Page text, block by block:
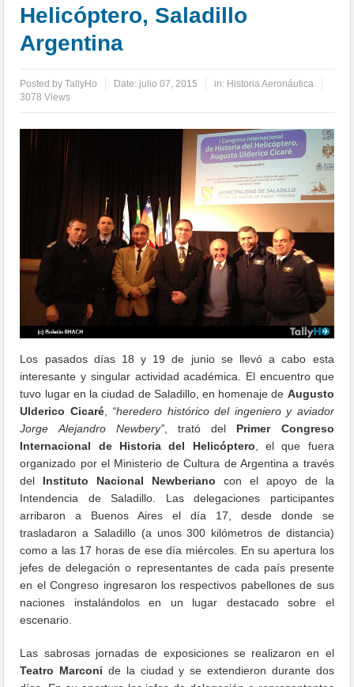
Helicóptero, Saladillo
Argentina
Posted byTallyHo Date: julio 07, 2015 in: Historia Aeronáutica
3078 Views
Los pasados días 18 y 19 de junio se llevó a cabo esta
interesante y singular actividad académica. El encuentro que
tuvo lugar en la ciudad de Saladillo, en homenaje de Augusto
Ulderico Cicaré,
“heredero histórico del ingeniero y aviador
Jorge Alejandro Newbery”, trató del Primer Congreso
Internacional de Historia del Helicóptero , el que fuera
organizado por el Ministerio de Cultura de Argentina a través
del Instituto Nacional Newberiano con el apoyo de la
Intendencia de Saladillo. Las delegaciones participantes
arribaron a Buenos Aires el día 17, desde donde se
trasladaron a Saladillo (a unos 300 kilómetros de distancia)
como a las 17 horas de ese día miércoles. En su apertura los
jefes de delegación o representantes de cada país presente
en el Congreso ingresaron los respectivos pabellones de sus
naciones instalándolos en un lugar destacado sobre el
escenario.
Las sabrosas jornadas de exposiciones se realizaron en el
Teatro Marconi de la ciudad y se extendieron durante dos